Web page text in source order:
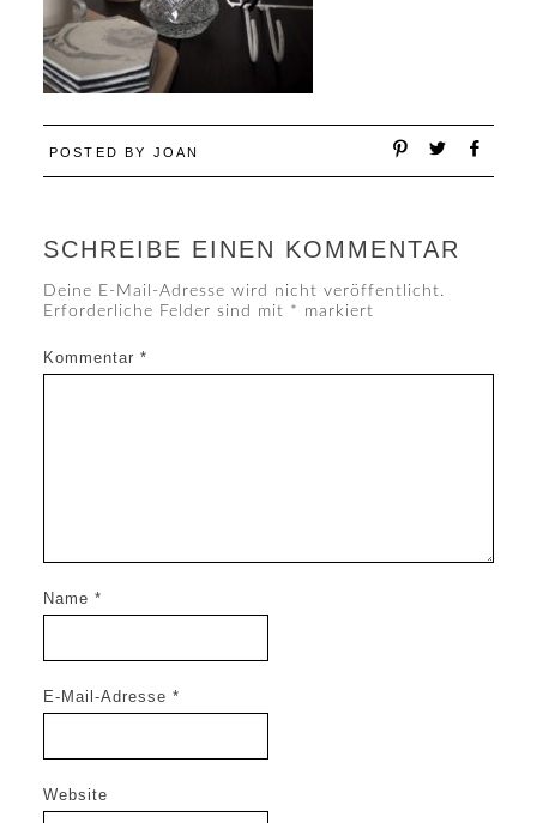
POSTED BY JOAN
SCHREIBE EINEN KOMMENTAR
Deine E-Mail-Adresse wird nicht veröffentlicht.
Erforderliche Felder sind mit * markiert
Kommentar *
Name *
E-Mail-Adresse *
Website